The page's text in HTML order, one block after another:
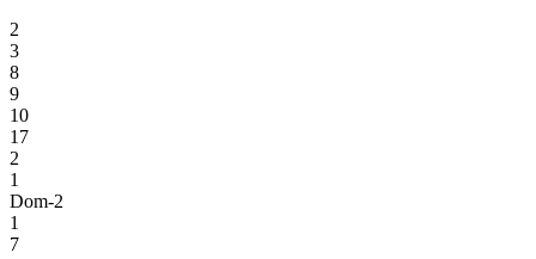
2
3
8
9
10
17
2
1
Dom-2
1
7